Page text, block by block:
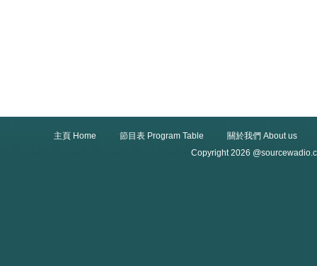
主頁 Home 節目表 Program Table
關於我們 About us
Copyright 2026